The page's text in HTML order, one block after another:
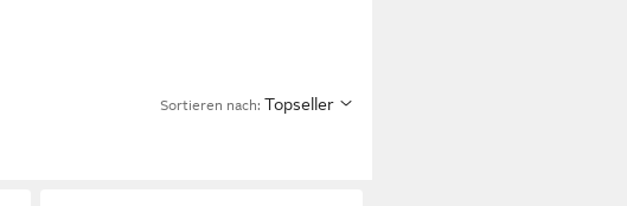
Sortieren nach: Topseller